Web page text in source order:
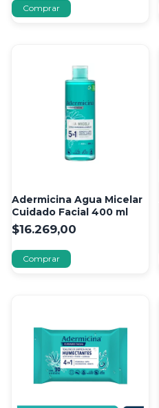
Adermicina Agua Micelar
Cuidado Facial 400 ml
$16.269,00